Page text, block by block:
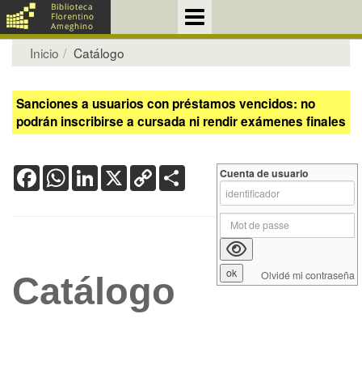
Inicio Catálogo
Sanciones a usuarios con préstamos vencidos: no
podrán inscribirse a cursada ni rendir exámenes finales
FacebookWhatsApp
LinkedIn
X Copy
Link
Catálogo
Cuenta de usuario
Olvidé mi contraseña